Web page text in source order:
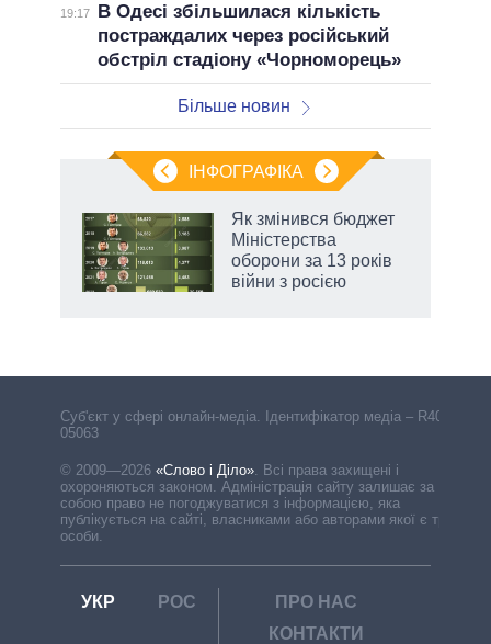
19:17
В Одесі збільшилася кількість
постраждалих через російський
обстріл стадіону «Чорноморець»
Більше новин
ІНФОГРАФІКА
Як змінився бюджет
Міністерства
оборони за 13 років
війни з росією
Cуб'єкт у сфері онлайн-медіа. Ідентифікатор медіа – R40-
05063
© 2009—2026 «Слово і Діло». Всі права захищені і
охороняються законом. Адміністрація сайту залишає за
собою право не погоджуватися з інформацією, яка
публікується на сайті, власниками або авторами якої є треті
особи.
УКР РОС
ПРО НАС
КОНТАКТИ